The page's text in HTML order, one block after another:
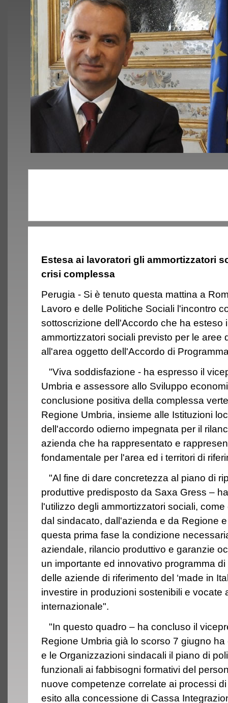
Estesa ai lavoratori gli ammortizzatori
crisi complessa
Perugia - Si è tenuto questa mattina a
Lavoro e delle Politiche Sociali l'incontro
sottoscrizione dell'Accordo che ha esteso
ammortizzatori sociali previsto per le aree
all'area oggetto dell'Accordo di
"Viva soddisfazione - ha espresso il
Umbria e assessore allo Sviluppo
conclusione positiva della complessa
Regione Umbria, insieme alle Istituzioni
dell'accordo odierno impegnata per il
azienda che ha rappresentato e
fondamentale per l'area ed i territori di
"Al fine di dare concretezza al piano di
produttive predisposto da Saxa Gress –
l'utilizzo degli ammortizzatori sociali,
dal sindacato, dall'azienda e da Regione
questa prima fase la condizione
aziendale, rilancio produttivo e garanzie
un importante ed innovativo programma
delle aziende di riferimento del ‘made in
investire in produzioni sostenibili e vocate
internazionale".
"In questo quadro – ha concluso il
Regione Umbria già lo scorso 7 giugno
e le Organizzazioni sindacali il piano di
funzionali ai fabbisogni formativi del
nuove competenze correlate ai processi
esito alla concessione di Cassa